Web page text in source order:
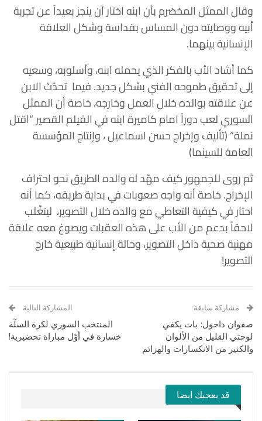
وقال الممثل المخضرم بأن ابنه اختار أن ينجز بعيداً عن تجربة
أبيه ووصايته دون المساس بقداسة وشكل العلاقة
الإنسانية بينهما.
كما أشاد الأب بالفكر الذي يحمله ابنه، وأسلوبه، وسعيه
إلى تحقيق طموحه الفني بشكل جديد. فيما تحدّث الابن
عن علاقته بوالده خلال العمل وخارجه، خاصة أن الممثل
السوري لعب دوراً امام كاميرة ابنه في الفيلم القصير “اقتل
نملة” (تأليف وإخراج حسن اسماعيل ، وإنتاج المؤسسة
العامة للسينما)
ثم روى للجمهور كيف مهّد له والده الطريق نحو احتراف
الإخراج. خاصة أنه واجه صعوبات في بداية طريقه، كما أنه
احتار في كيفية التعاطي مع والده خلال التصوير، ليتغّلب
لاحقاً بدعم من الأب على هذه العقبات ويصوغ معه علاقة
مهنية صحية داخل التصوير، وحالة إنسانية طبيعية خارج
التصوير!
مشاركة سابقة
صفوان داحول: بات يكفي
لوحتي القليل من الألوان
والكثير من الانكسارات والهزائم
المشاركة التالية
المنتخب السوري لكرة السلّة
خسارة في أوّل مباراة تحضيرية!
قد يعجبك ايضا